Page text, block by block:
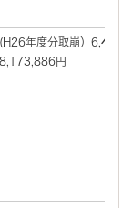
年度分取崩）
円